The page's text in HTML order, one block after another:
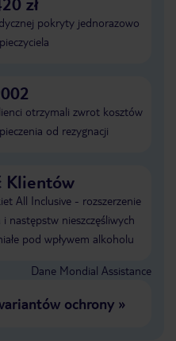
pokryty jednorazowo
otrzymali zwrot kosztów
od rezygnacji
Klientów
All Inclusive - rozszerzenie
następstw nieszczęśliwych
pod wpływem alkoholu
Dane Mondial Assistance
ochrony»